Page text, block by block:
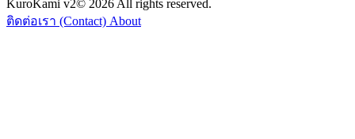
KuroKami v2© 2026 All rights reserved.
ติดต่อเรา (Contact) About